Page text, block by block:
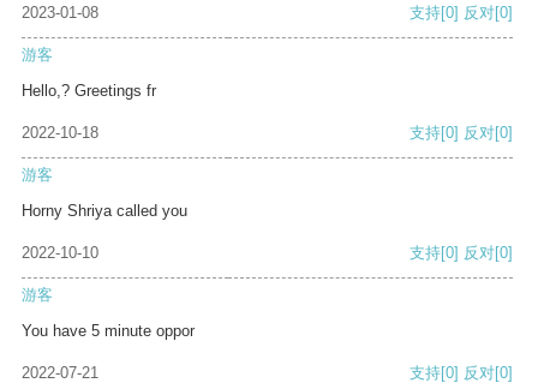
2023-01-08 支持[0] 反对[0]
游客
Hello,? Greetings fr
2022-10-18 支持[0] 反对[0]
游客
Horny Shriya called you
2022-10-10 支持[0] 反对[0]
游客
You have 5 minute oppor
2022-07-21 支持[0] 反对[0]